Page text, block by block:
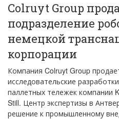
Colruyt Group
подразделение
немецкой
корпорации
Компания Colruyt Group
исследовательские
паллетных тележек компании
Still. Центр экспертизы в
решение к промышленному